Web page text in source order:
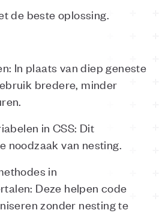
de beste oplossing.
In plaats van diep geneste
bredere, minder
in CSS: Dit
noodzaak van nesting.
in
Deze helpen code
zonder nesting te